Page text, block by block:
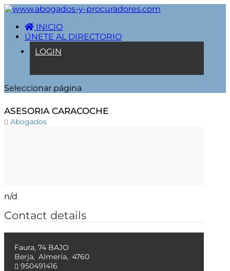
INICIO
ÚNETE AL DIRECTORIO
LOGIN
Seleccionar página
ASESORIA CARACOCHE
Abogados
n/d
Contact details
Faura, 74 BAJO
Berja, Almería, 4760
950491416